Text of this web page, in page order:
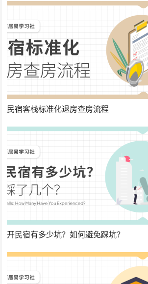
民宿客栈标准化退房查房流程
开民宿有多少坑？如何避免踩坑？